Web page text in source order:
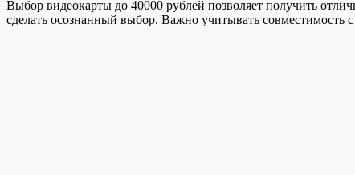
Выбор видеокарты до 40000 рублей позволяет получить
сделать осознанный выбор. Важно учитывать